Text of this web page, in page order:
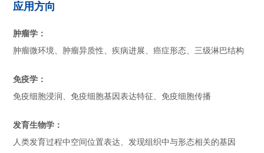
应用方向
肿瘤学：
肿瘤微环境、肿瘤异质性、疾病进展、癌症形态、三级淋巴结构
免疫学：
免疫细胞浸润、免疫细胞基因表达特征、免疫细胞传播
发育生物学：
人类发育过程中空间位置表达、发现组织中与形态相关的基因